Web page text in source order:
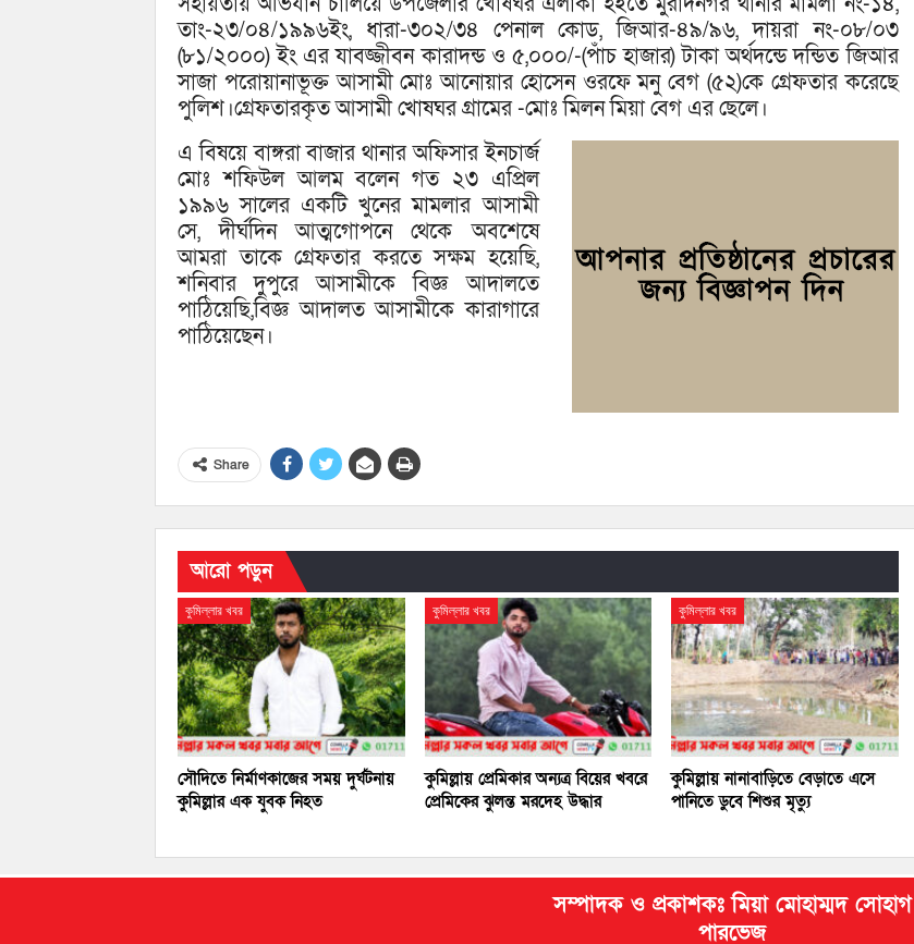
তাং-২৩/০৪/১৯৯৬ইং, ধারা-৩০২/৩৪ পেনাল কোড, জিআর-৪৯/৯৬, দায়রা নং-০৮/০৩
(৮১/২০০০) ইং এর যাবজ্জীবন কারাদন্ড ও ৫,০০০/-(পাঁচ হাজার) টাকা অর্থদন্ডে দন্ডিত জিআর
সাজা পরোয়ানাভূক্ত আসামী মোঃ আনোয়ার হোসেন ওরফে মনু বেগ (৫২)কে গ্রেফতার করেছে
পুলিশ।গ্রেফতারকৃত আসামী খোষঘর গ্রামের -মোঃ মিলন মিয়া বেগ এর ছেলে।
এ বিষয়ে বাঙ্গরা বাজার থানার অফিসার ইনচার্জ
মোঃ শফিউল আলম বলেন গত ২৩ এপ্রিল
১৯৯৬ সালের একটি খুনের মামলার আসামী
সে, দীর্ঘদিন আত্মগোপনে থেকে অবশেষে
আমরা তাকে গ্রেফতার করতে সক্ষম হয়েছি,
শনিবার দুপুরে আসামীকে বিজ্ঞ আদালতে
পাঠিয়েছি,বিজ্ঞ আদালত আসামীকে কারাগারে
পাঠিয়েছেন।
Share
আরো পড়ুন
কুমিল্লার খবর
সৌদিতে নির্মাণকাজের সময় দুর্ঘটনায়
কুমিল্লার এক যুবক নিহত
কুমিল্লার খবর
কুমিল্লায় প্রেমিকার অন্যত্র বিয়ের খবরে
প্রেমিকের ঝুলন্ত মরদেহ উদ্ধার
কুমিল্লার খবর
কুমিল্লায় নানাবাড়িতে বেড়াতে এসে
পানিতে ডুবে শিশুর মৃত্যু
সম্পাদক ও প্রকাশকঃ মিয়া মোহাম্মদ সোহাগ
পারভেজ